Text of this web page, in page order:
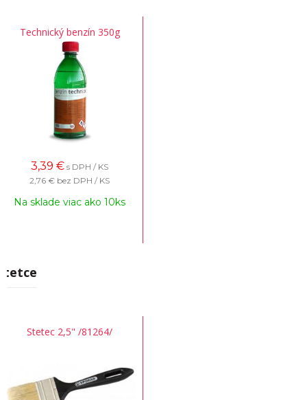
Technický benzín 350g
3,39 € s DPH / KS
2,76 € bez DPH / KS
Na sklade viac ako 10ks
Stetec 2,5" /81264/